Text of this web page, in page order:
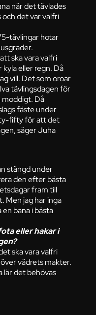
när det tävlades
och det var valfri
tävlingar hotar
ska vara valfri
kyla eller regn. Då
vill. Det som oroar
tävlingsdagen för
moddigt. Då
fäste under
fifty för att det
säger Juha
stängd under
den efter bästa
fram till
Men jag har inga
bana i bästa
eller hakar i
ska vara valfri
vädrets makter.
lär det behövas